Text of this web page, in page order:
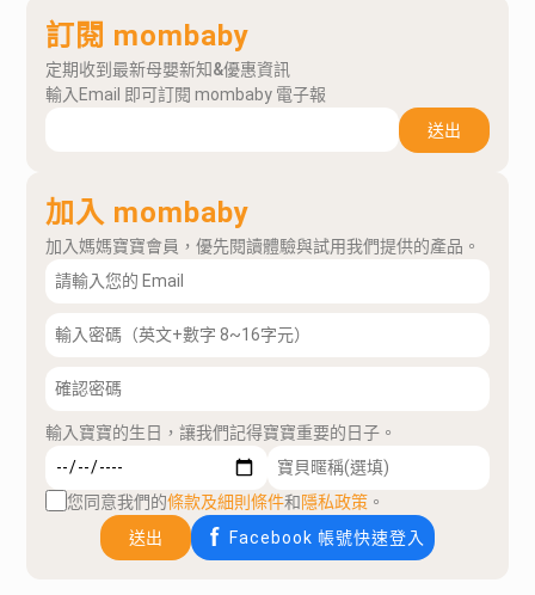
訂閱 mombaby
定期收到最新母嬰新知&優惠資訊
輸入Email 即可訂閱 mombaby 電子報
送出
加入 mombaby
加入媽媽寶寶會員，優先閱讀體驗與試用我們提供的產品。
輸入寶寶的生日，讓我們記得寶寶重要的日子。
您同意我們的條款及細則條件和隱私政策 。
送出
Facebook 帳號快速登入